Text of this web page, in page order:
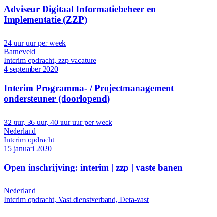
Adviseur Digitaal Informatiebeheer en
Implementatie (ZZP)
24 uur uur per week
Barneveld
Interim opdracht, zzp vacature
4 september 2020
Interim Programma- / Projectmanagement
ondersteuner (doorlopend)
32 uur, 36 uur, 40 uur uur per week
Nederland
Interim opdracht
15 januari 2020
Open inschrijving: interim | zzp | vaste banen
Nederland
Interim opdracht, Vast dienstverband, Deta-vast